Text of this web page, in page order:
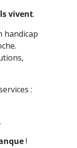
vivent.
handicap
:
!